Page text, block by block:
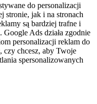
do personalizacji
stronie, jak i na stronach
są bardziej trafne i
Ads działa zgodnie
personalizacji reklam do
czy chcesz, aby Twoje
spersonalizowanych